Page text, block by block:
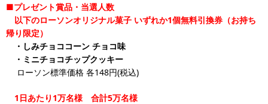
■プレゼント賞品・当選人数
以下のローソンオリジナル菓子 いずれか1個無料引換券（お持ち
帰り限定）
・しみチョココーン チョコ味
・ミニチョコチップクッキー
ローソン標準価格 各148円(税込)
1日あたり1万名様 合計5万名様